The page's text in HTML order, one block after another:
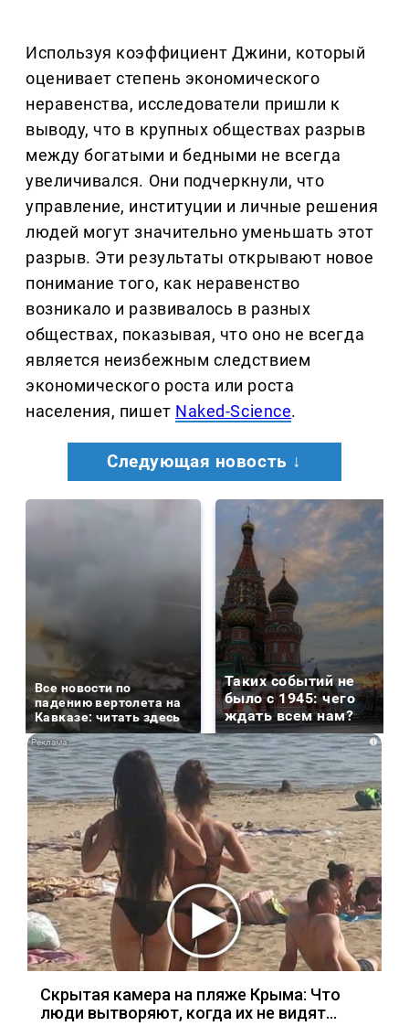
Используя коэффициент Джини, который
оценивает степень экономического
неравенства, исследователи пришли к
выводу, что в крупных обществах разрыв
между богатыми и бедными не всегда
увеличивался. Они подчеркнули, что
управление, институции и личные решения
людей могут значительно уменьшать этот
разрыв. Эти результаты открывают новое
понимание того, как неравенство
возникало и развивалось в разных
обществах, показывая, что оно не всегда
является неизбежным следствием
экономического роста или роста
населения, пишет Naked-Science.
Следующая новость ↓
Все новости по
падению вертолета на
Кавказе: читать здесь
Таких событий не
было с 1945: чего
ждать всем нам?
i
Скрытая камера на пляже Крыма: Что
люди вытворяют, когда их не видят...